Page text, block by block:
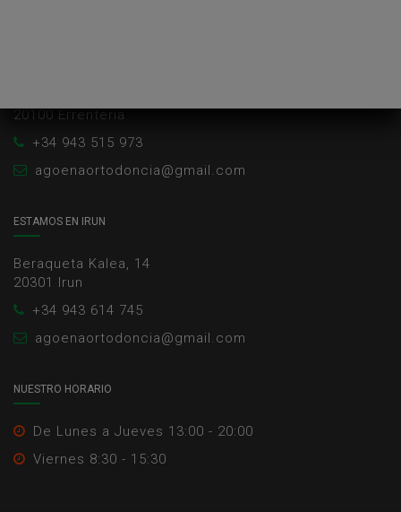
20100 Errenteria
+34 943 515 973
agoenaortodoncia@gmail.com
ESTAMOS EN IRUN
Beraqueta Kalea, 14
20301 Irun
+34 943 614 745
agoenaortodoncia@gmail.com
NUESTRO HORARIO
De Lunes a Jueves 13:00 - 20:00
Viernes 8:30 - 15:30